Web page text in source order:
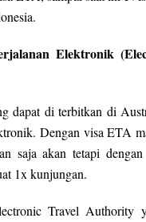
Elektronik
dapat di terbitkan di
Dengan visa ETA
saja akan tetapi
1x kunjungan.
Travel Authority